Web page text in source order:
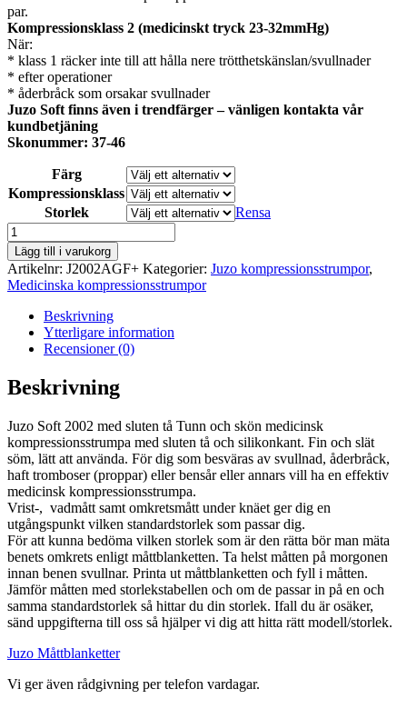
par.
Kompressionsklass 2 (medicinskt tryck 23-32mmHg)
När:
* klass 1 räcker inte till att hålla nere trötthetskänslan/svullnader
* efter operationer
* åderbråck som orsakar svullnader
Juzo Soft finns även i trendfärger – vänligen kontakta vår
kundbetjäning
Skonummer: 37-46
Färg
Kompressionsklass
Storlek
Rensa
Juzo
Soft
2002
hellår
kompressionsstrumpa
med
mängd
Lägg till i varukorg
Artikelnr: J2002AGF+ Kategorier: Juzo kompressionsstrumpor,
Medicinska kompressionsstrumpor
Beskrivning
Ytterligare information
Recensioner (0)
Beskrivning
Juzo Soft 2002 med sluten tå Tunn och skön medicinsk
kompressionsstrumpa med sluten tå och silikonkant. Fin och slät
söm, lätt att använda. För dig som besväras av svullnad, åderbråck,
haft tromboser (proppar) eller bensår eller annars vill ha en effektiv
medicinsk kompressionsstrumpa.
Vrist-, vadmått samt omkretsmått under knäet ger dig en
utgångspunkt vilken standardstorlek som passar dig.
För att kunna bedöma vilken storlek som är den rätta bör man mäta
benets omkrets enligt måttblanketten. Ta helst måtten på morgonen
innan benen svullnar. Printa ut måttblanketten och fyll i måtten.
Jämför måtten med storlekstabellen och om de passar in på en och
samma standardstorlek så hittar du din storlek. Ifall du är osäker,
sänd uppgifterna till oss så hjälper vi dig att hitta rätt modell/storlek.
Juzo Måttblanketter
Vi ger även rådgivning per telefon vardagar.